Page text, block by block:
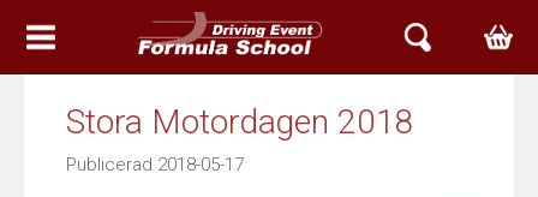
EVENT & UPPLEVELSER
Stora Motordagen 2018
Publicerad 2018-05-17